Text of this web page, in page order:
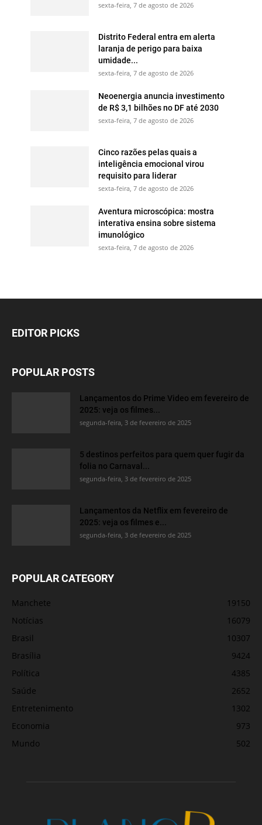
sexta-feira, 7 de agosto de 2026
Distrito Federal entra em alerta
laranja de perigo para baixa
umidade...
sexta-feira, 7 de agosto de 2026
Neoenergia anuncia investimento
de R$ 3,1 bilhões no DF até 2030
sexta-feira, 7 de agosto de 2026
Cinco razões pelas quais a
inteligência emocional virou
requisito para liderar
sexta-feira, 7 de agosto de 2026
Aventura microscópica: mostra
interativa ensina sobre sistema
imunológico
sexta-feira, 7 de agosto de 2026
EDITOR PICKS
POPULAR POSTS
Lançamentos do Prime Video em fevereiro de
2025: veja os filmes...
segunda-feira, 3 de fevereiro de 2025
5 destinos perfeitos para quem quer fugir da
folia no Carnaval...
segunda-feira, 3 de fevereiro de 2025
Lançamentos da Netflix em fevereiro de
2025: veja os filmes e...
segunda-feira, 3 de fevereiro de 2025
POPULAR CATEGORY
Manchete
19150
Notícias
16079
Brasil
10307
Brasília
9424
Política
4385
Saúde
2652
Entretenimento
1302
Economia
973
Mundo
502